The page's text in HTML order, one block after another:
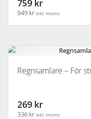
759 kr
949 kr inkl. moms
Regnsamlare – För
269 kr
336 kr inkl. moms